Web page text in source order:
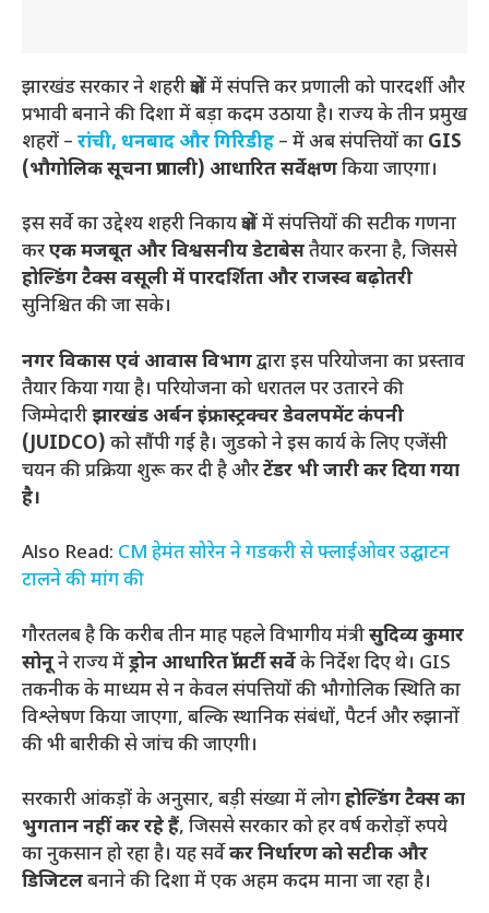
झारखंड सरकार ने शहरी क्षेत्रों में संपत्ति कर प्रणाली को पारदर्शी और
प्रभावी बनाने की दिशा में बड़ा कदम उठाया है। राज्य के तीन प्रमुख
शहरों – रांची, धनबाद और गिरिडीह – में अब संपत्तियों का GIS
(भौगोलिक सूचना प्रणाली) आधारित सर्वेक्षणकिया जाएगा।
इस सर्वे का उद्देश्य शहरी निकाय क्षेत्रों में संपत्तियों की सटीक गणना
करएक मजबूत और विश्वसनीय डेटाबेसतैयार करना है, जिससे
होल्डिंग टैक्स वसूली में पारदर्शिता और राजस्व बढ़ोतरी
सुनिश्चित की जा सके।
नगर विकास एवं आवास विभागद्वारा इस परियोजना का प्रस्ताव
तैयार किया गया है। परियोजना को धरातल पर उतारने की
जिम्मेदारीझारखंड अर्बन इंफ्रास्ट्रक्चर डेवलपमेंट कंपनी
(JUIDCO) को सौंपी गई है। जुडको ने इस कार्य के लिए एजेंसी
चयन की प्रक्रिया शुरू कर दी है औरटेंडर भी जारी कर दिया गया
है।
Also Read: CM हेमंत सोरेन ने गडकरी से फ्लाईओवर उद्घाटन
टालने की मांग की
गौरतलब है कि करीब तीन माह पहले विभागीय मंत्रीसुदिव्य कुमार
सोनूने राज्य मेंड्रोन आधारित प्रॉपर्टी सर्वेके निर्देश दिए थे। GIS
तकनीक के माध्यम से न केवल संपत्तियों की भौगोलिक स्थिति का
विश्लेषण किया जाएगा, बल्कि स्थानिक संबंधों, पैटर्न और रुझानों
की भी बारीकी से जांच की जाएगी।
सरकारी आंकड़ों के अनुसार, बड़ी संख्या में लोगहोल्डिंग टैक्स का
भुगतान नहीं कर रहे हैं, जिससे सरकार को हर वर्ष करोड़ों रुपये
का नुकसान हो रहा है। यह सर्वेकर निर्धारण को सटीक और
डिजिटलबनाने की दिशा में एक अहम कदम माना जा रहा है।